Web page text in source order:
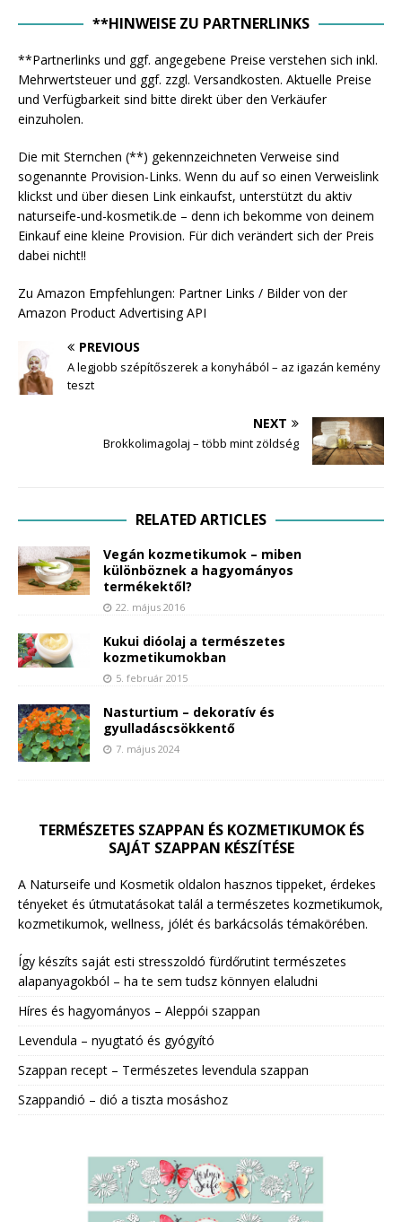
**HINWEISE ZU PARTNERLINKS
**Partnerlinks und ggf. angegebene Preise verstehen sich inkl.
Mehrwertsteuer und ggf. zzgl. Versandkosten. Aktuelle Preise
und Verfügbarkeit sind bitte direkt über den Verkäufer
einzuholen.
Die mit Sternchen (**) gekennzeichneten Verweise sind
sogenannte Provision-Links. Wenn du auf so einen Verweislink
klickst und über diesen Link einkaufst, unterstützt du aktiv
naturseife-und-kosmetik.de – denn ich bekomme von deinem
Einkauf eine kleine Provision. Für dich verändert sich der Preis
dabei nicht!!
Zu Amazon Empfehlungen: Partner Links / Bilder von der
Amazon Product Advertising API
PREVIOUS
A legjobb szépítőszerek a konyhából – az igazán kemény
teszt
NEXT
Brokkolimagolaj – több mint zöldség
RELATED ARTICLES
Vegán kozmetikumok – miben
különböznek a hagyományos
termékektől?
22. május 2016
Kukui dióolaj a természetes
kozmetikumokban
5. február 2015
Nasturtium – dekoratív és
gyulladáscsökkentő
7. május 2024
TERMÉSZETES SZAPPAN ÉS KOZMETIKUMOK ÉS
SAJÁT SZAPPAN KÉSZÍTÉSE
A Naturseife und Kosmetik oldalon hasznos tippeket, érdekes
tényeket és útmutatásokat talál a természetes kozmetikumok,
kozmetikumok, wellness, jólét és barkácsolás témakörében.
Így készíts saját esti stresszoldó fürdőrutint természetes
alapanyagokból – ha te sem tudsz könnyen elaludni
Híres és hagyományos – Aleppói szappan
Levendula – nyugtató és gyógyító
Szappan recept – Természetes levendula szappan
Szappandió – dió a tiszta mosáshoz